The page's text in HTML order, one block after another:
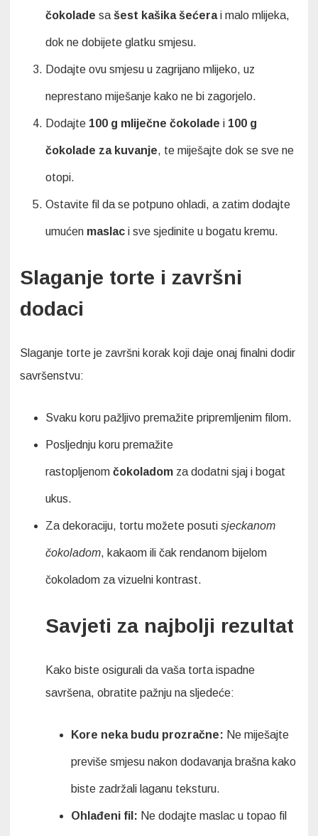
čokolade sa šest kašika šećerai malo mlijeka,
dok ne dobijete glatku smjesu.
Dodajte ovu smjesu u zagrijano mlijeko, uz
neprestano miješanje kako ne bi zagorjelo.
Dodajte 100 g mliječne čokolade i 100 g
čokolade za kuvanje, te miješajte dok se sve ne
otopi.
Ostavite fil da se potpuno ohladi, a zatim dodajte
umućen maslac i sve sjedinite u bogatu kremu.
Slaganje torte i završni
dodaci
Slaganje torte je završni korak koji daje onaj finalni dodir
savršenstvu:
Svaku koru pažljivo premažite pripremljenim filom.
Posljednju koru premažite
rastopljenom čokoladom za dodatni sjaj i bogat
ukus.
Za dekoraciju, tortu možete posuti sjeckanom
čokoladom, kakaom ili čak rendanom bijelom
čokoladom za vizuelni kontrast.
Savjeti za najbolji rezultat
Kako biste osigurali da vaša torta ispadne
savršena, obratite pažnju na sljedeće:
Kore neka budu prozračne: Ne miješajte
previše smjesu nakon dodavanja brašna kako
biste zadržali laganu teksturu.
Ohlađeni fil: Ne dodajte maslac u topao fil